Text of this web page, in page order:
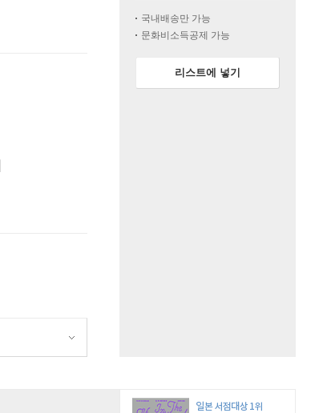
국내배송만 가능
문화비소득공제 가능
리스트에 넣기